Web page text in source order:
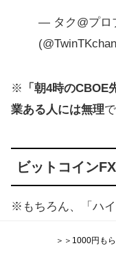
— タク@プロ
※
「朝4時の
業ある人には無理
ビットコイン
※もちろん、「ハ
＞＞1000円も